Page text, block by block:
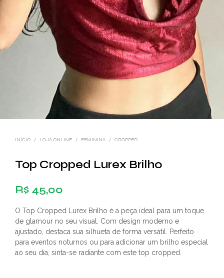
INÍCIO / LOJA ONLINE / FEMININA / CROPPED
Top Cropped Lurex Brilho
R$ 45,00
O Top Cropped Lurex Brilho é a peça ideal para um toque
de glamour no seu visual. Com design moderno e
ajustado, destaca sua silhueta de forma versátil. Perfeito
para eventos noturnos ou para adicionar um brilho especial
ao seu dia, sinta-se radiante com este top cropped.